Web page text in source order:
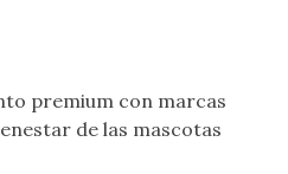
premium con marcas
de las mascotas